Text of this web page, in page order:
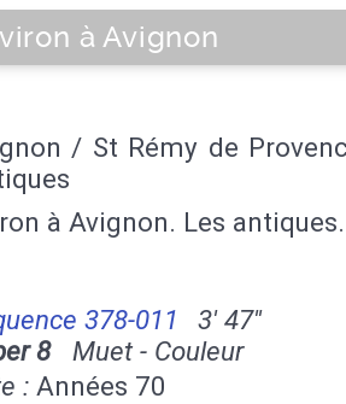
à Avignon
/ St Rémy de
à Avignon. Les antiques.
378-011
3' 47''
8Muet - Couleur
: Années 70